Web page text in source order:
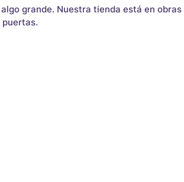
grande. Nuestra tienda está en obras